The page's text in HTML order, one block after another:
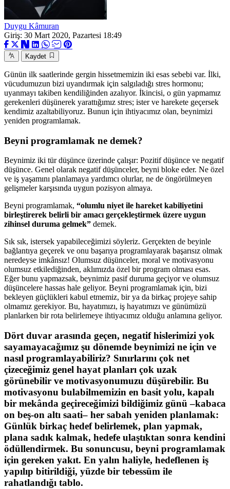
Duygu Kâmuran
Giriş: 30 Mart 2020, Pazartesi 18:49
Kaydet
Günün ilk saatlerinde gergin hissetmemizin iki esas sebebi var. İlki,
vücudumuzun bizi uyandırmak için salgıladığı stres hormonu;
uyanmayı takiben kendiliğinden azalıyor. İkincisi, o gün yapmamız
gerekenleri düşünerek yarattığımız stres; ister ve harekete geçersek
kendimiz azaltabiliyoruz. Bunun için ihtiyacımız olan, beynimizi
yeniden programlamak.
Beyni programlamak ne demek?
Beynimiz iki tür düşünce üzerinde çalışır: Pozitif düşünce ve negatif
düşünce. Genel olarak negatif düşünceler, beyni bloke eder. Ne özel
ve iş yaşamını planlamaya yardımcı olurlar, ne de öngörülmeyen
gelişmeler karşısında uygun pozisyon almaya.
Beyni programlamak, “olumlu niyet ile hareket kabiliyetini
birleştirerek belirli bir amacı gerçekleştirmek üzere uygun
zihinsel duruma gelmek” demek.
Sık sık, istersek yapabileceğimizi söyleriz. Gerçekten de beyinle
bağlantıya geçerek ve onu başarıya programlayarak başarısız olmak
neredeyse imkânsız! Olumsuz düşünceler, moral ve motivasyonu
olumsuz etkilediğinden, aklımızda özel bir program olması esas.
Eğer bunu yapmazsak, beynimiz pasif duruma geçiyor ve olumsuz
düşüncelere hassas hale geliyor. Beyni programlamak için, bizi
bekleyen güçlükleri kabul etmemiz, bir ya da birkaç projeye sahip
olmamız gerekiyor. Bu, hayatımızı, iş hayatımızı ve günümüzü
planlarken bir rota belirlemeye ihtiyacımız olduğu anlamına geliyor.
Dört duvar arasında geçen, negatif hislerimizi yok
sayamayacağımız şu dönemde beynimizi ne için ve
nasıl programlayabiliriz? Sınırlarını çok net
çizeceğimiz genel hayat planları çok uzak
görünebilir ve motivasyonumuzu düşürebilir. Bu
motivasyonu bulabilmemizin en basit yolu, kapalı
bir mekânda geçireceğimizi bildiğimiz günü –kabaca
on beş-on altı saati– her sabah yeniden planlamak:
Günlük birkaç hedef belirlemek, plan yapmak,
plana sadık kalmak, hedefe ulaştıktan sonra kendini
ödüllendirmek. Bu sonuncusu, beyni programlamak
için gereken yakıt. En yalın haliyle, hedeflenen iş
yapılıp bitirildiği, yüzde bir tebessüm ile
rahatlandığı tablo.